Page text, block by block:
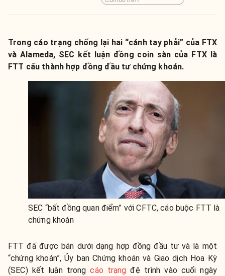
Trong cáo trạng chống lại hai “cánh tay phải” của FTX
và Alameda, SEC kết luận đồng coin sàn của FTX là
FTT cấu thành hợp đồng đầu tư chứng khoán.
SEC “bất đồng quan điểm” với CFTC, cáo buộc FTT là
chứng khoán
FTT đã được bán dưới dạng hợp đồng đầu tư và là một
“chứng khoán”, Ủy ban Chứng khoán và Giao dịch Hoa Kỳ
(SEC) kết luận trong cáo trạng đệ trình vào cuối ngày